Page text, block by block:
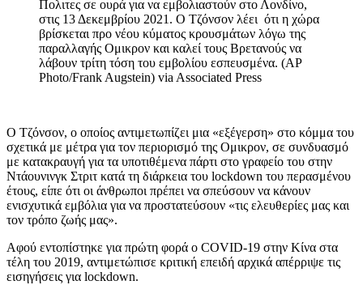
Πολιτες σε ουρά για να εμβολιαστούν στο Λονδίνο,
στις 13 Δεκεμβρίου 2021. Ο Τζόνσον λέει ότι η χώρα
βρίσκεται προ νέου κύματος κρουσμάτων λόγω της
παραλλαγής Ομικρον και καλεί τους Βρετανούς να
λάβουν τρίτη τόση του εμβολίου εσπευσμένα. (AP
Photo/Frank Augstein) via Associated Press
Ο Τζόνσον, ο οποίος αντιμετωπίζει μια «εξέγερση» στο κόμμα του
σχετικά με μέτρα για τον περιορισμό της Ομικρον, σε συνδυασμό
με κατακραυγή για τα υποτιθέμενα πάρτι στο γραφείο του στην
Ντάουνινγκ Στριτ κατά τη διάρκεια του lockdown του περασμένου
έτους, είπε ότι οι άνθρωποι πρέπει να σπεύσουν να κάνουν
ενισχυτικά εμβόλια για να προστατεύσουν «τις ελευθερίες μας και
τον τρόπο ζωής μας».
Αφού εντοπίστηκε για πρώτη φορά ο COVID-19 στην Κίνα στα
τέλη του 2019, αντιμετώπισε κριτική επειδή αρχικά απέρριψε τις
εισηγήσεις για lockdown.